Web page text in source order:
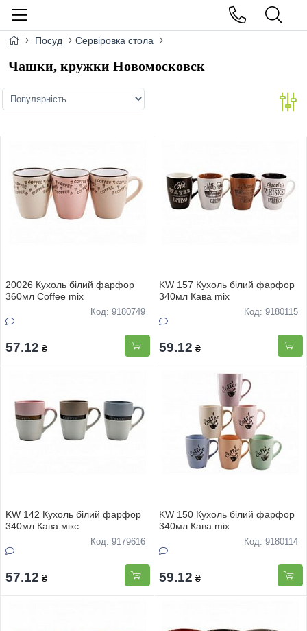
Посуд Сервіровка стола
Чашки, кружки Новомосковск
20026 Кухоль білий фарфор
360мл Coffee mix
Код: 9180749
57.12 ₴
KW 157 Кухоль білий фарфор
340мл Кава mix
Код: 9180115
59.12 ₴
KW 142 Кухоль білий фарфор
340мл Кава мiкс
Код: 9179616
57.12 ₴
KW 150 Кухоль білий фарфор
340мл Кава mix
Код: 9180114
59.12 ₴